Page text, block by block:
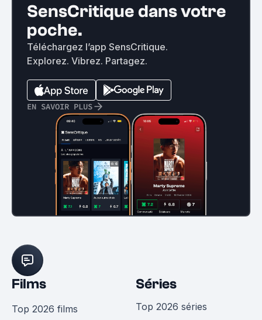
SensCritique dans votre
poche.
Téléchargez l’app SensCritique.
Explorez. Vibrez. Partagez.
EN SAVOIR PLUS
Films
Top 2026 films
Séries
Top 2026 séries